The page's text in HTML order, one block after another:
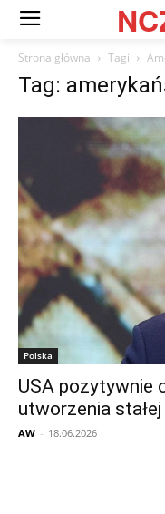
Strona główna Tagi
Tag:
Polska
USA pozytywnie
utworzenia
AW - 18.06.2026